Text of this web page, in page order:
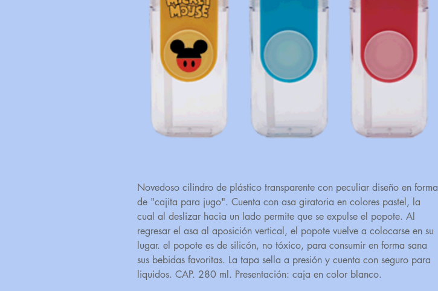
Novedoso cilindro de plástico transparente con peculiar diseño en forma
de "cajita para jugo". Cuenta con asa giratoria en colores pastel, la
cual al deslizar hacia un lado permite que se expulse el popote. Al
regresar el asa al aposición vertical, el popote vuelve a colocarse en su
lugar. el popote es de silicón, no tóxico, para consumir en forma sana
sus bebidas favoritas. La tapa sella a presión y cuenta con seguro para
liquidos. CAP. 280 ml. Presentación: caja en color blanco.